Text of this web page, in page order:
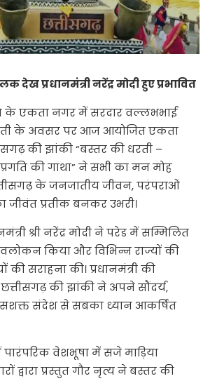
देख प्रधानमंत्री नरेंद्र मोदी हुए प्रभावित
के एकता नगर में सरदार वल्लभभाई
के अवसर पर आज आयोजित एकता
की झांकी “बस्तर की धरती –
की गाथा” ने सभी का मन मोह
के जनजातीय जीवन, परंपराओं
जीवंत प्रतीक बनकर उभरी।
श्री नरेंद्र मोदी ने परेड में सम्मिलित
किया और विभिन्न राज्यों की
सराहना की। प्रधानमंत्री की
छत्तीसगढ़ की झांकी ने अपने सौंदर्य,
सशक्त संदेश से सबका ध्यान आकर्षित
वेशभूषा में सजे माड़िया
द्वारा प्रस्तुत गौर नृत्य ने बस्तर की